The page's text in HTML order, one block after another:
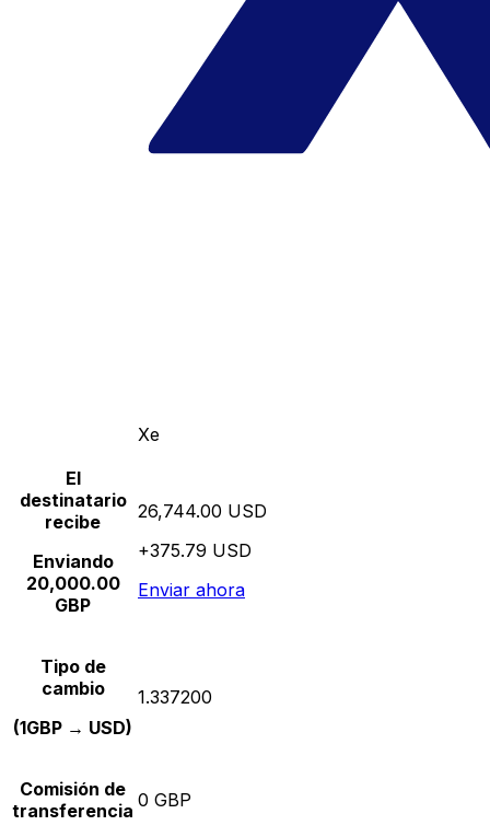
Xe
El
destinatario
recibe
Enviando
20,000.00
GBP
26,744.00 USD
+375.79 USD
Enviar ahora
Tipo de
cambio
(1GBP → USD)
1.337200
Comisión de
transferencia 0 GBP